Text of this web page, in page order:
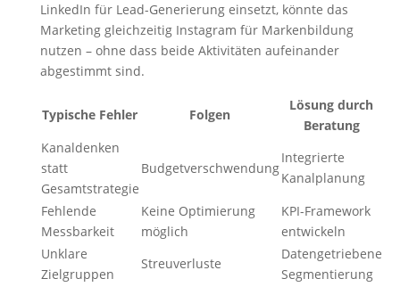
LinkedIn für Lead-Generierung einsetzt, könnte das
Marketing gleichzeitig Instagram für Markenbildung
nutzen – ohne dass beide Aktivitäten aufeinander
abgestimmt sind.
Typische Fehler Folgen
Lösung durch
Beratung
Kanaldenken
statt
Gesamtstrategie
Budgetverschwendung
Integrierte
Kanalplanung
Fehlende
Messbarkeit
Keine Optimierung
möglich
KPI-Framework
entwickeln
Unklare
Zielgruppen
Streuverluste
Datengetriebene
Segmentierung